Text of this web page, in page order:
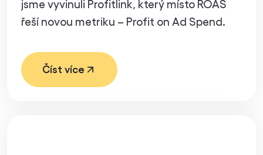
jsme vyvinuli Profitlink, který místo ROAS
řeší novou metriku – Profit on Ad Spend.
Číst více